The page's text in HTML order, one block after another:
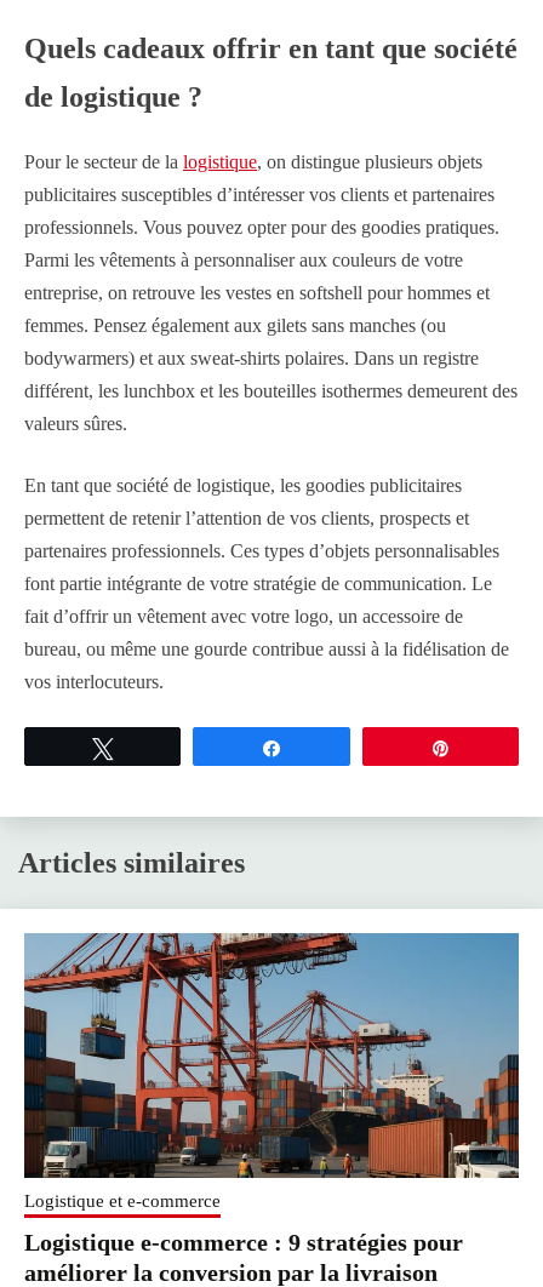
Quels cadeaux offrir en tant que société
de logistique ?
Pour le secteur de la logistique, on distingue plusieurs objets
publicitaires susceptibles d’intéresser vos clients et partenaires
professionnels. Vous pouvez opter pour des goodies pratiques.
Parmi les vêtements à personnaliser aux couleurs de votre
entreprise, on retrouve les vestes en softshell pour hommes et
femmes. Pensez également aux gilets sans manches (ou
bodywarmers) et aux sweat-shirts polaires. Dans un registre
différent, les lunchbox et les bouteilles isothermes demeurent des
valeurs sûres.
En tant que société de logistique, les goodies publicitaires
permettent de retenir l’attention de vos clients, prospects et
partenaires professionnels. Ces types d’objets personnalisables
font partie intégrante de votre stratégie de communication. Le
fait d’offrir un vêtement avec votre logo, un accessoire de
bureau, ou même une gourde contribue aussi à la fidélisation de
vos interlocuteurs.
Articles similaires
Logistique et e-commerce
Logistique e-commerce : 9 stratégies pour
améliorer la conversion par la livraison